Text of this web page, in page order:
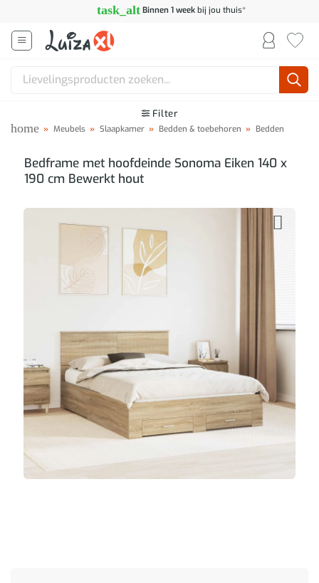
inhoud
task_alt Binnen 1 weekbij jou thuis*
Zoeken
Filter
home » Meubels » Slaapkamer » Bedden & toebehoren » Bedden
Bedframe met hoofdeinde Sonoma Eiken 140 x
190 cm Bewerkt hout